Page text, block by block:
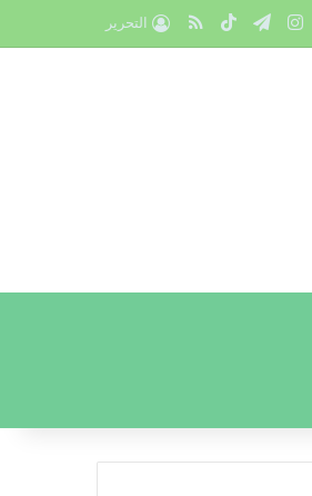
يوتيوبانستقرام
تيلقرام‫TikTokملخص الموقع RSS
التحرير